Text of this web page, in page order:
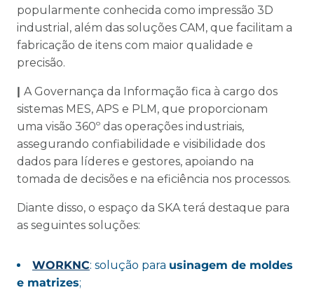
popularmente conhecida como impressão 3D
industrial, além das soluções CAM, que facilitam a
fabricação de itens com maior qualidade e
precisão.
| A Governança da Informação fica à cargo dos
sistemas MES, APS e PLM, que proporcionam
uma visão 360º das operações industriais,
assegurando confiabilidade e visibilidade dos
dados para líderes e gestores, apoiando na
tomada de decisões e na eficiência nos processos.
Diante disso, o espaço da SKA terá destaque para
as seguintes soluções:
WORKNC: solução para usinagem de moldes
e matrizes;